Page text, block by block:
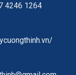
4246 1264